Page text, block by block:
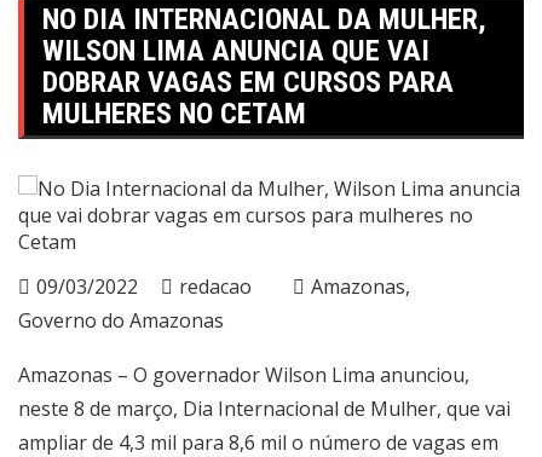
NO DIA INTERNACIONAL DA MULHER,
WILSON LIMA ANUNCIA QUE VAI
DOBRAR VAGAS EM CURSOS PARA
MULHERES NO CETAM
09/03/2022 redacao
Amazonas
Governo do Amazonas
Amazonas – O governador Wilson Lima anunciou,
neste 8 de março, Dia Internacional de Mulher, que vai
ampliar de 4,3 mil para 8,6 mil o número de vagas em